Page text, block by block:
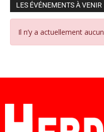
LES ÉVÉNEMENTS À VENIR
Il n’y a actuellement